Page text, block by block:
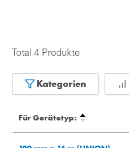
Total 4 Produkte
Kategorien
Für Gerätetyp: